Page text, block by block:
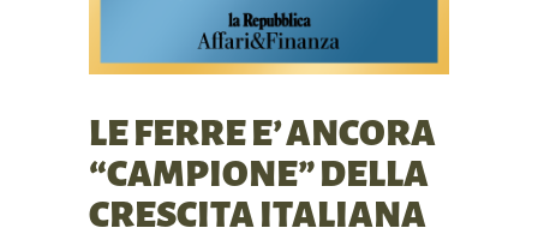
LE FERRE E’ ANCORA
“CAMPIONE” DELLA
CRESCITA ITALIANA